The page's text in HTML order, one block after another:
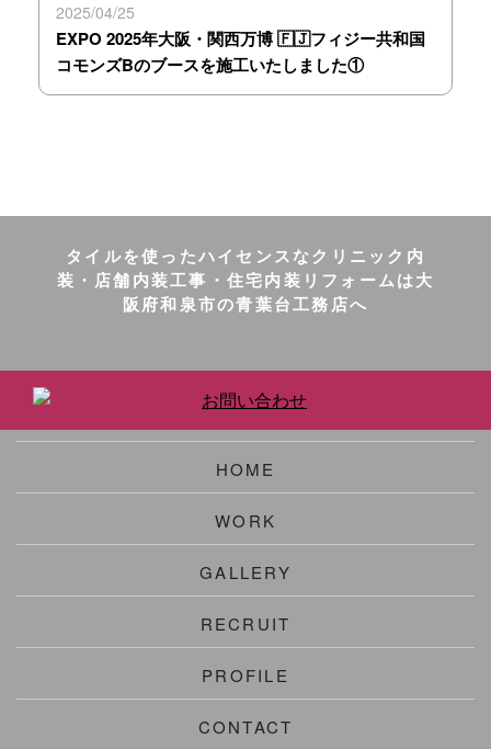
2025/04/25
EXPO 2025年大阪・関西万博 🇫🇯フィジー共和国
コモンズBのブースを施工いたしました①
タイルを使ったハイセンスなクリニック内
装・店舗内装工事・住宅内装リフォームは大
阪府和泉市の青葉台工務店へ
HOME
WORK
GALLERY
RECRUIT
PROFILE
CONTACT